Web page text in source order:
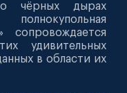
чёрных дырах
удивительных
в области их